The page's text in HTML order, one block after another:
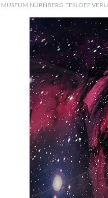
MUSEUM NÜRNBERG TESLOFF